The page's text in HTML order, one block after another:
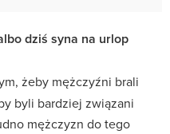
dziś syna na urlop
żeby mężczyźni brali
byli bardziej związani
mężczyzn do tego